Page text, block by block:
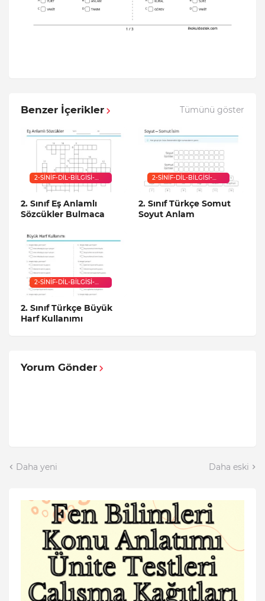
Benzer İçerikler Tümünü göster
2-SINIF-DIL-BILGISI-
ETKINLIKLERI
2. Sınıf Eş Anlamlı
Sözcükler Bulmaca
2-SINIF-DIL-BILGISI-
ETKINLIKLERI
2. Sınıf Türkçe Somut
Soyut Anlam
2-SINIF-DIL-BILGISI-
ETKINLIKLERI
2. Sınıf Türkçe Büyük
Harf Kullanımı
Yorum Gönder
Daha yeni Daha eski